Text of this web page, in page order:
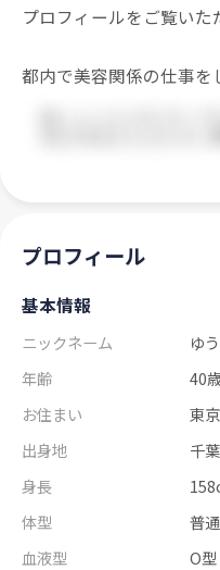
プロフィールをご覧いた
都内で美容関係の仕事を
プロフィール
基本情報
ニックネーム
ゆう
年齢
40
お住まい
東京
出身地
千葉
身長
体型
普通
血液型
O型